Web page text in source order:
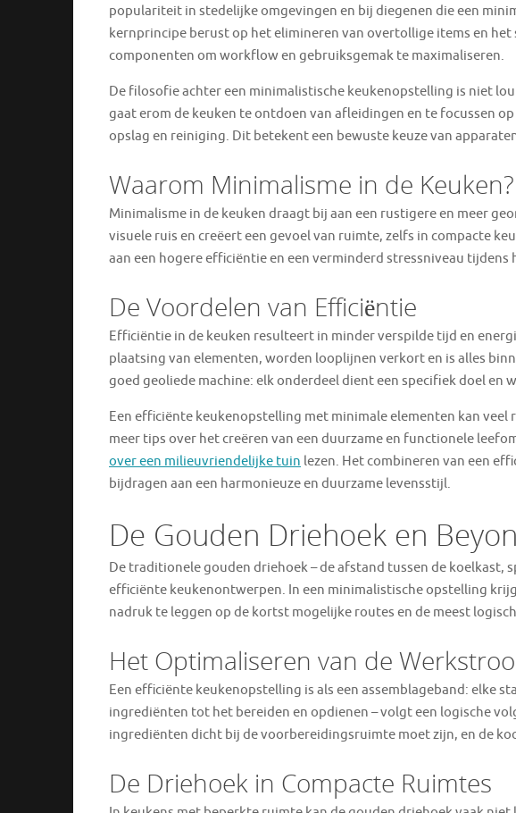
populariteit in stedelijke omgevingen en bij diegenen die een
kernprincipe berust op het elimineren van overtollige items en
componenten om workflow en gebruiksgemak te maximaliseren.
De filosofie achter een minimalistische keukenopstelling is niet
gaat erom de keuken te ontdoen van afleidingen en te focussen
opslag en reiniging. Dit betekent een bewuste keuze van
Waarom Minimalisme in de Keuken?
Minimalisme in de keuken draagt bij aan een rustigere en meer
visuele ruis en creëert een gevoel van ruimte, zelfs in compacte
aan een hogere efficiëntie en een verminderd stressniveau tijdens
De Voordelen van Efficiëntie
Efficiëntie in de keuken resulteert in minder verspilde tijd en
plaatsing van elementen, worden looplijnen verkort en is alles
goed geoliede machine: elk onderdeel dient een specifiek doel en
Een efficiënte keukenopstelling met minimale elementen kan
meer tips over het creëren van een duurzame en functionele
over een milieuvriendelijke tuin lezen. Het combineren van een
bijdragen aan een harmonieuze en duurzame levensstijl.
De Gouden Driehoek en
De traditionele gouden driehoek – de afstand tussen de koelkast,
efficiënte keukenontwerpen. In een minimalistische opstelling
nadruk te leggen op de kortst mogelijke routes en de meest
Het Optimaliseren van de
Een efficiënte keukenopstelling is als een assemblageband: elke
ingrediënten tot het bereiden en opdienen – volgt een logische
ingrediënten dicht bij de voorbereidingsruimte moet zijn, en de
De Driehoek in Compacte Ruimtes